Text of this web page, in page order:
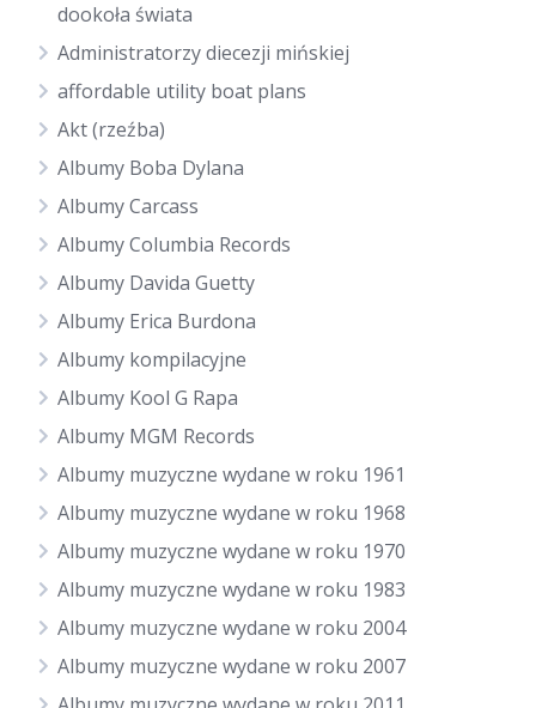
dookoła świata
Administratorzy diecezji mińskiej
affordable utility boat plans
Akt (rzeźba)
Albumy Boba Dylana
Albumy Carcass
Albumy Columbia Records
Albumy Davida Guetty
Albumy Erica Burdona
Albumy kompilacyjne
Albumy Kool G Rapa
Albumy MGM Records
Albumy muzyczne wydane w roku 1961
Albumy muzyczne wydane w roku 1968
Albumy muzyczne wydane w roku 1970
Albumy muzyczne wydane w roku 1983
Albumy muzyczne wydane w roku 2004
Albumy muzyczne wydane w roku 2007